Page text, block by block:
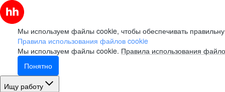
Мы используем файлы cookie, чтобы обеспечивать
Правила использования файлов cookie
Мы используем файлы cookie. Правила использования
Понятно
Ищу работу